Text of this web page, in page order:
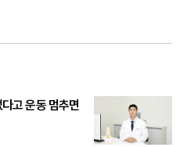
고 운동 멈추면